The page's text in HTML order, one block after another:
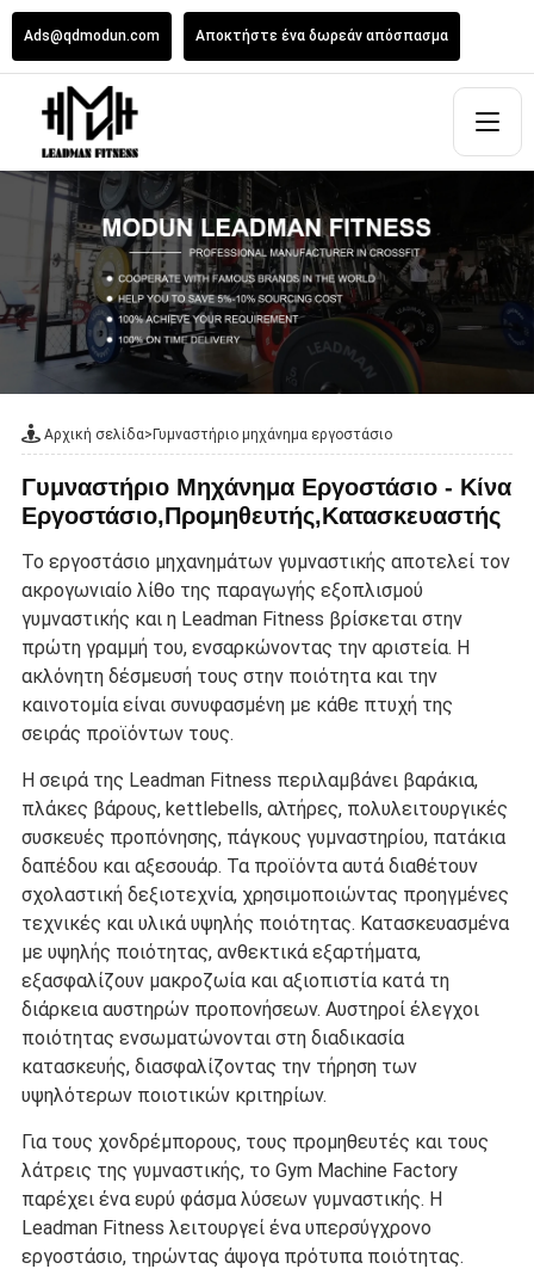
Ads@qdmodun.com Αποκτήστε ένα δωρεάν απόσπασμα
Αρχική σελίδα>Γυμναστήριο μηχάνημα εργοστάσιο
Γυμναστήριο Μηχάνημα Εργοστάσιο - Κίνα
Εργοστάσιο,Προμηθευτής,Κατασκευαστής
Το εργοστάσιο μηχανημάτων γυμναστικής αποτελεί τον
ακρογωνιαίο λίθο της παραγωγής εξοπλισμού
γυμναστικής και η Leadman Fitness βρίσκεται στην
πρώτη γραμμή του, ενσαρκώνοντας την αριστεία. Η
ακλόνητη δέσμευσή τους στην ποιότητα και την
καινοτομία είναι συνυφασμένη με κάθε πτυχή της
σειράς προϊόντων τους.
Η σειρά της Leadman Fitness περιλαμβάνει βαράκια,
πλάκες βάρους, kettlebells, αλτήρες, πολυλειτουργικές
συσκευές προπόνησης, πάγκους γυμναστηρίου, πατάκια
δαπέδου και αξεσουάρ. Τα προϊόντα αυτά διαθέτουν
σχολαστική δεξιοτεχνία, χρησιμοποιώντας προηγμένες
τεχνικές και υλικά υψηλής ποιότητας. Κατασκευασμένα
με υψηλής ποιότητας, ανθεκτικά εξαρτήματα,
εξασφαλίζουν μακροζωία και αξιοπιστία κατά τη
διάρκεια αυστηρών προπονήσεων. Αυστηροί έλεγχοι
ποιότητας ενσωματώνονται στη διαδικασία
κατασκευής, διασφαλίζοντας την τήρηση των
υψηλότερων ποιοτικών κριτηρίων.
Για τους χονδρέμπορους, τους προμηθευτές και τους
λάτρεις της γυμναστικής, το Gym Machine Factory
παρέχει ένα ευρύ φάσμα λύσεων γυμναστικής. Η
Leadman Fitness λειτουργεί ένα υπερσύγχρονο
εργοστάσιο, τηρώντας άψογα πρότυπα ποιότητας.